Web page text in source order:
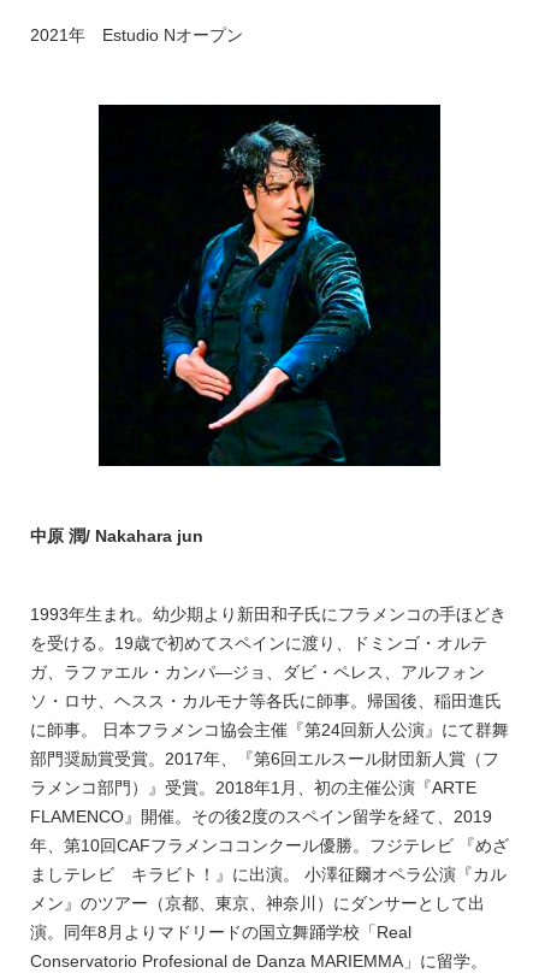
2021年 Estudio Nオープン
中原 潤/ Nakahara jun
1993年生まれ。幼少期より新田和子氏にフラメンコの手ほどき
を受ける。 19歳で初めてスペインに渡り、ドミンゴ・オルテ
ガ、ラファエル・カンパ―ジョ、ダビ・ペレス、アルフォン
ソ・ロサ、ヘスス・カルモナ等各氏に師事。帰国後、稲田進氏
に師事。 日本フラメンコ協会主催『第24回新人公演』にて群舞
部門奨励賞受賞。 2017年、『第6回エルスール財団新人賞（フ
ラメンコ部門）』受賞。 2018年1 月、初の主催公演『ARTE
FLAMENCO』開催。その後2度のスペイン留学を経て、 2019
年、第10回CAFフラメンココンクール優勝。フジテレビ 『めざ
ましテレビ キラビト！』に出演。 小澤征爾オペラ公演『カル
メン』のツアー（京都、東京、神奈川）にダンサーとして出
演。同年8 月よりマドリードの国立舞踊学校「Real
Conservatorio Profesional de Danza MARIEMMA 」に留学。